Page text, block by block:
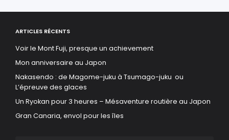
ARTICLES RÉCENTS
Voir le Mont Fuji, presque un achievement
Mon anniversaire au Japon
Nakasendo : de Magome-juku à Tsumago-juku ou
L’épreuve des glaces
Un Ryokan pour 3 heures – Mésaventure routière au Japon
Gran Canaria, envol pour les îles